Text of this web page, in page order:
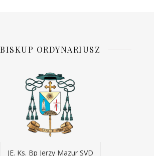
BISKUP ORDYNARIUSZ
JE. Ks. Bp Jerzy Mazur SVD